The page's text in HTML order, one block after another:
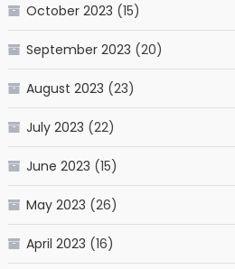
October 2023 (15)
September 2023 (20)
August 2023 (23)
July 2023 (22)
June 2023 (15)
May 2023 (26)
April 2023 (16)